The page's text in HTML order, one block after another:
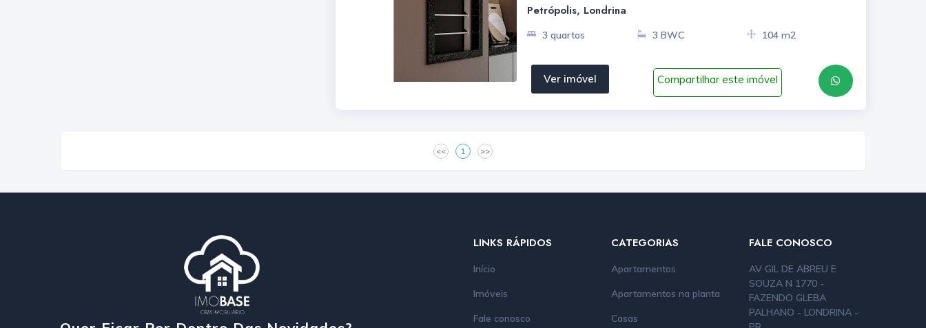
Petrópolis, Londrina
3 quartos 3 BWC 104 m2
Ver imóvel Compartilhar este imóvel
<< 1 >>
LINKS RÁPIDOS
Início
Imóveis
Fale conosco
CATEGORIAS
Apartamentos
Apartamentos na planta
Casas
FALE CONOSCO
AV GIL DE ABREU E
SOUZA N 1770 -
FAZENDO GLEBA
PALHANO - LONDRINA -